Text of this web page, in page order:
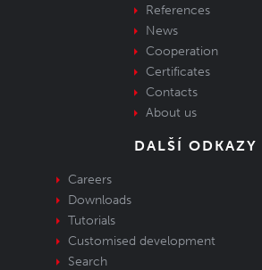
References
News
Cooperation
Certificates
Contacts
About us
DALŠÍ ODKAZY
Careers
Downloads
Tutorials
Customised development
Search